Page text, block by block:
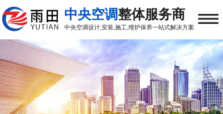
中央空调整体服务商
中央空调设计,安装,施工,维护保养一站式解决方案 ≡